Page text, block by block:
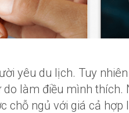
yêu du lịch. Tuy
do làm điều mình
chỗ ngủ với giá cả